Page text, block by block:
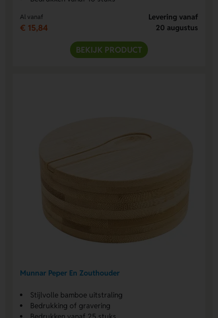
Al vanaf
€ 15,84
Levering vanaf
20 augustus
BEKIJK PRODUCT
Munnar Peper En Zouthouder
Stijlvolle bamboe uitstraling
Bedrukking of gravering